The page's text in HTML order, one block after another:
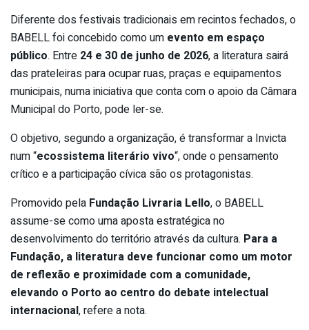
Diferente dos festivais tradicionais em recintos fechados, o
BABELL foi concebido como um evento em espaço
público. Entre 24 e 30 de junho de 2026, a literatura sairá
das prateleiras para ocupar ruas, praças e equipamentos
municipais, numa iniciativa que conta com o apoio da Câmara
Municipal do Porto, pode ler-se.
O objetivo, segundo a organização, é transformar a Invicta
num “ecossistema literário vivo“, onde o pensamento
crítico e a participação cívica são os protagonistas.
Promovido pela Fundação Livraria Lello, o BABELL
assume-se como uma aposta estratégica no
desenvolvimento do território através da cultura. Para a
Fundação, a literatura deve funcionar como um motor
de reflexão e proximidade com a comunidade,
elevando o Porto ao centro do debate intelectual
internacional, refere a nota.